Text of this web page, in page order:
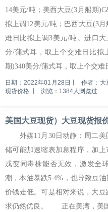
14美元/吨；美西大豆(3月船期
拟上调12美元/吨；巴西大豆(3
难日比拟上调3美元/吨。进口
分/蒲式耳，取上个交难日比拟
期)340美分/蒲式耳，取上个交难
日期：2022年01月28日 作者：大
现货价格
浏览：1384人浏览过
美国大豆现货）大豆现货报
外媒11月30日动静：周二美
储可能加速缩表加息程序，加
戎变同毒株能否无效，激发全
潮，本油暴跌5.4%，也导致豆
价钱走低。可是相对来说，大
求仍然优良。 正在美湾，美